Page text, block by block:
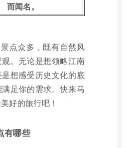
而闻名。
点众多，既有自然风
。无论是想领略江南
想感受历史文化的底
足你的需求。快来马
好的旅行吧！
有哪些